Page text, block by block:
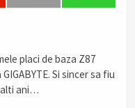
placi de baza Z87
Si sincer sa fiu
alti ani…